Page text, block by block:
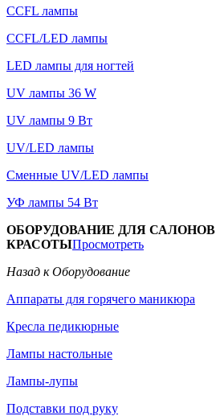
CCFL лампы
CCFL/LED лампы
LED лампы для ногтей
UV лампы 36 W
UV лампы 9 Вт
UV/LED лампы
Сменные UV/LED лампы
УФ лампы 54 Вт
ОБОРУДОВАНИЕ ДЛЯ САЛОНОВ
КРАСОТЫПросмотреть
Назад к Оборудование
Аппараты для горячего маникюра
Кресла педикюрные
Лампы настольные
Лампы-лупы
Подставки под руку